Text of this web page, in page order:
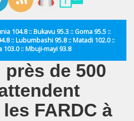
104.8 :: Bukavu 95.3 :: Goma 95.5 ::
:: Lubumbashi 95.8 :: Matadi 102.0 ::
103.0 :: Mbuji-mayi 93.8
de 500
FARDC à